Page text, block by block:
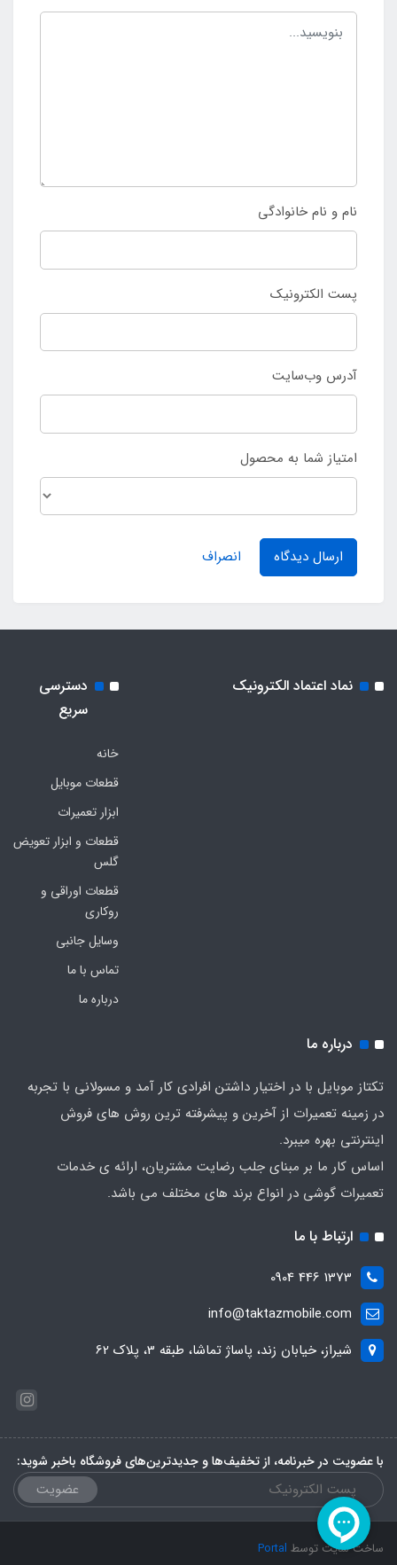
نام و نام خانوادگی
پست الکترونیک
آدرس وب‌سایت
امتیاز شما به محصول
ارسال دیدگاه انصراف
نماد اعتماد الکترونیک
دسترسی
سریع
خانه
قطعات موبایل
ابزار تعمیرات
قطعات و ابزار تعویض
گلس
قطعات اوراقی و
روکاری
وسایل جانبی
تماس با ما
درباره ما
درباره ما
تکتاز موبایل با در اختیار داشتن افرادی کار آمد و مسولانی با تجربه
در زمینه تعمیرات از آخرین و پیشرفته ترین روش های فروش
اینترنتی بهره میبرد.
اساس کار ما بر مبنای جلب رضایت مشتریان، ارائه ی خدمات
تعمیرات گوشی در انواع برند های مختلف می باشد.
ارتباط با ما
1373 446 0904
info@taktazmobile.com
شیراز، خیابان زند، پاساژ تماشا، طبقه 3، پلاک 62
با عضویت در خبرنامه، از تخفیف‌ها و جدیدترین‌های فروشگاه باخبر شوید:
عضویت
ساخت سایت توسط Portal